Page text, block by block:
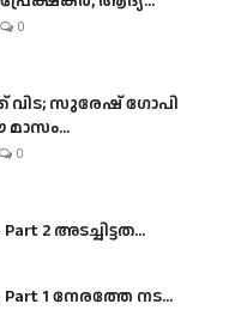
0
വിട; സുരേഷ് ഗോപി
മാസം...
0
2 അടച്ചിട്ടത...
Part 1 നേരത്തേ നട...